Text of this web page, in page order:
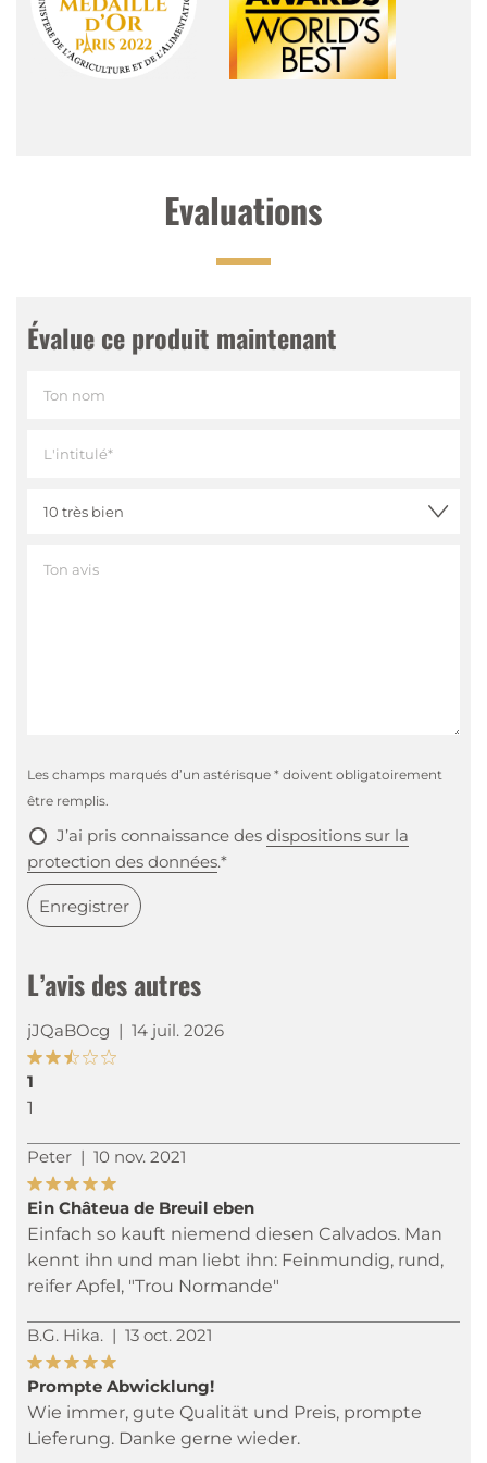
Un goût de strudel aux pommes et ensuite,
Evaluations
L’avis des autres
jJQaBOcg | 14 juil. 2026
1
1
Peter | 10 nov. 2021
Ein Châteua de Breuil eben
Einfach so kauft niemend diesen Calvados. Man
kennt ihn und man liebt ihn: Feinmundig, rund,
reifer Apfel, "Trou Normande"
B.G. Hika. | 13 oct. 2021
Prompte Abwicklung!
Wie immer, gute Qualität und Preis, prompte
Lieferung. Danke gerne wieder.
Évalue ce produit maintenant
Les champs marqués d’un astérisque * doivent obligatoirement
être remplis.
J’ai pris connaissance des dispositions sur la
protection des données.*
Enregistrer